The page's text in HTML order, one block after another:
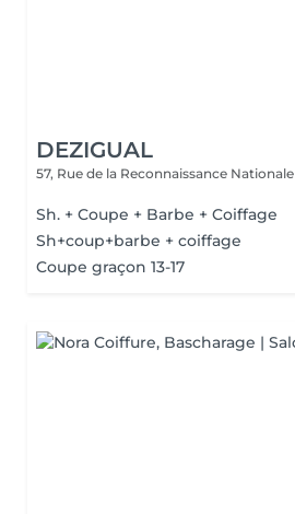
DEZIGUAL
57, Rue de la Reconnaissance Nationale
Sh. + Coupe + Barbe + Coiffage
Sh+coup+barbe + coiffage
Coupe graçon 13-17